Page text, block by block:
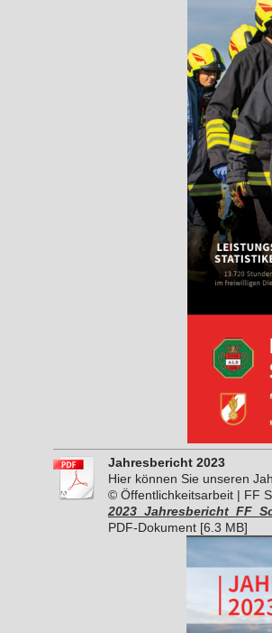
Jahresbericht 2023
Hier können Sie unseren
© Öffentlichkeitsarbeit | FF
PDF-Dokument [6.3 MB]